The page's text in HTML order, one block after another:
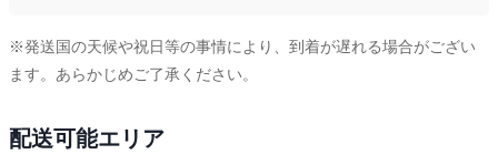
※発送国の天候や祝日等の事情により、到着が遅れる場合がござい
ます。あらかじめご了承ください。
配送可能エリア